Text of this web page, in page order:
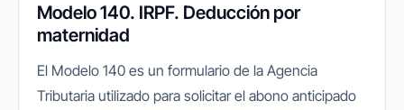
Modelo 140. IRPF. Deducción por
maternidad
El Modelo 140 es un formulario de la Agencia
Tributaria utilizado para solicitar el abono anticipado